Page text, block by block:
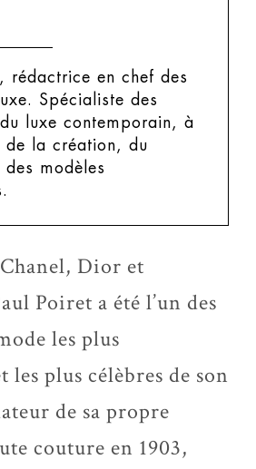
rédactrice en chef des
Spécialiste des
luxe contemporain, à
de la création, du
modèles
Dior et
Poiret a été l’un des
les plus
plus célèbres de son
de sa propre
couture en 1903,